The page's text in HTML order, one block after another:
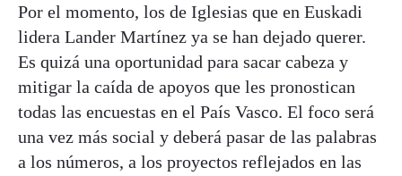
Por el momento, los de Iglesias que en Euskadi
lidera Lander Martínez ya se han dejado querer.
Es quizá una oportunidad para sacar cabeza y
mitigar la caída de apoyos que les pronostican
todas las encuestas en el País Vasco. El foco será
una vez más social y deberá pasar de las palabras
a los números, a los proyectos reflejados en las